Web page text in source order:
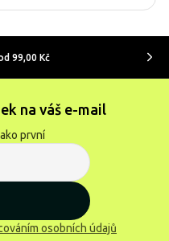
99,00 Kč
na váš e-mail
první
osobních údajů